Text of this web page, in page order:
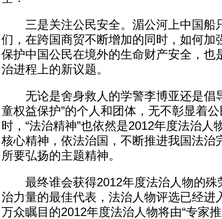
三是关注公民安全。湄公河上中国船
们，在跨国商贸不断增加的同时，如何加
保护中国公民在境外的生命财产安全，也
治进程上的新议题。
无论是舍身救人的学警李博亚还是倡导
童权益保护”的个人和团体，无不彰显着
时，“法治精神”也依然是2012年度法治人
核心精神，依法治国，不断推进我国法治
所要弘扬的主题精神。
最终谁会获得2012年度法治人物的殊
治力量的最佳代表，法治人物评选已经进
万众瞩目的2012年度法治人物将由“专家